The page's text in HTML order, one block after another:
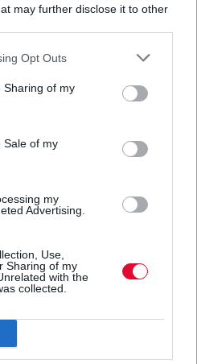
may further disclose it to other
Opt Outs
Sharing of my
Sale of my
my
Advertising.
Use,
Sharing of my
with the
collected.